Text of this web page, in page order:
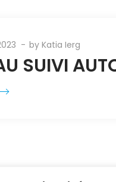
by Katia Ierg
SUIVI